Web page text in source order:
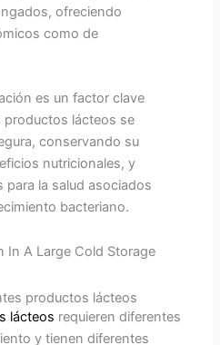
ofreciendo
como de
es un factor clave
productos lácteos se
conservando su
nutricionales, y
la salud asociados
bacteriano.
productos lácteos
lácteos requieren diferentes
y tienen diferentes